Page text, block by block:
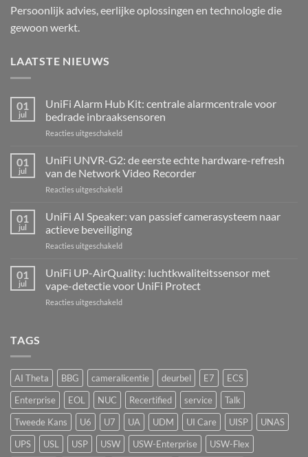
Persoonlijk advies, eerlijke oplossingen en technologie die
gewoon werkt.
LAATSTE NIEUWS
01
jul
UniFi Alarm Hub Kit: centrale alarmcentrale voor
bedrade inbraaksensoren
Reacties uitgeschakeldvoor
Alarm
Hub
Kit:
centrale
voor
inbraaksensoren
01
jul
UniFi UNVR-G2: de eerste echte hardware-refresh
van de Network Video Recorder
Reacties uitgeschakeldvoor
G2:
de
eerste
hardware-
refresh
de
01
jul
UniFi AI Speaker: van passief camerasysteem naar
actieve beveiliging
Reacties uitgeschakeldvoor
Speaker:
van
passief
01
jul
UniFi UP-AirQuality: luchtkwaliteitssensor met
vape-detectie voor UniFi Protect
Reacties uitgeschakeldvoor
vape-
detectie
voor
UniFi
Protect
TAGS
AI Theta BBG cameralicentie deurbel E7
ECS
Enterprise
EOL NUC Recertified service
Talk
Tweede Kans
U6 U7 UA UDM UI Care UISP
UNAS
UPS
USL USP USW USW-Enterprise
USW-Flex